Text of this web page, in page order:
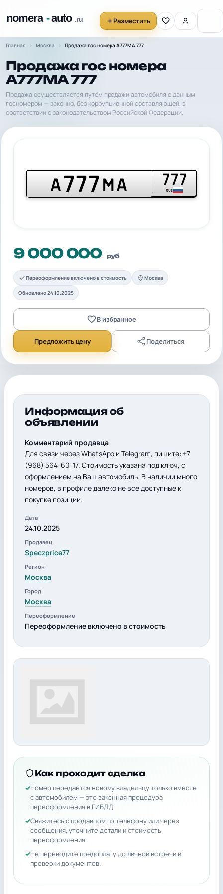
Разместить
Главная Москва Продажа гос номера А777МА 777
Продажа гос номера
А777МА 777
Продажа осуществляется путём продажи автомобиля с данным
госномером — законно, без коррупционной составляющей, в
соответствии с законодательством Российской Федерации.
А777МА 777
RUS
9 000 000 руб
Переоформление включено в стоимость Москва
Обновлено 24.10.2025
В избранное
Предложить цену Поделиться
Информация об
объявлении
Комментарий продавца
Для связи через WhatsApp и Telegram, пишите: +7
(968) 564-60-17. Стоимость указана под ключ, с
оформлением на Ваш автомобиль. В наличии много
номеров, в профиле далеко не все доступные к
покупке позиции.
Дата
24.10.2025
Продавец
Speczprice77
Регион
Москва
Город
Москва
Переоформление
Переоформление включено в стоимость
Как проходит сделка
Номер передаётся новому владельцу только вместе
с автомобилем — это законная процедура
переоформления в ГИБДД.
Свяжитесь с продавцом по телефону или через
сообщения, уточните детали и стоимость
переоформления.
Не переводите предоплату до личной встречи и
проверки документов.